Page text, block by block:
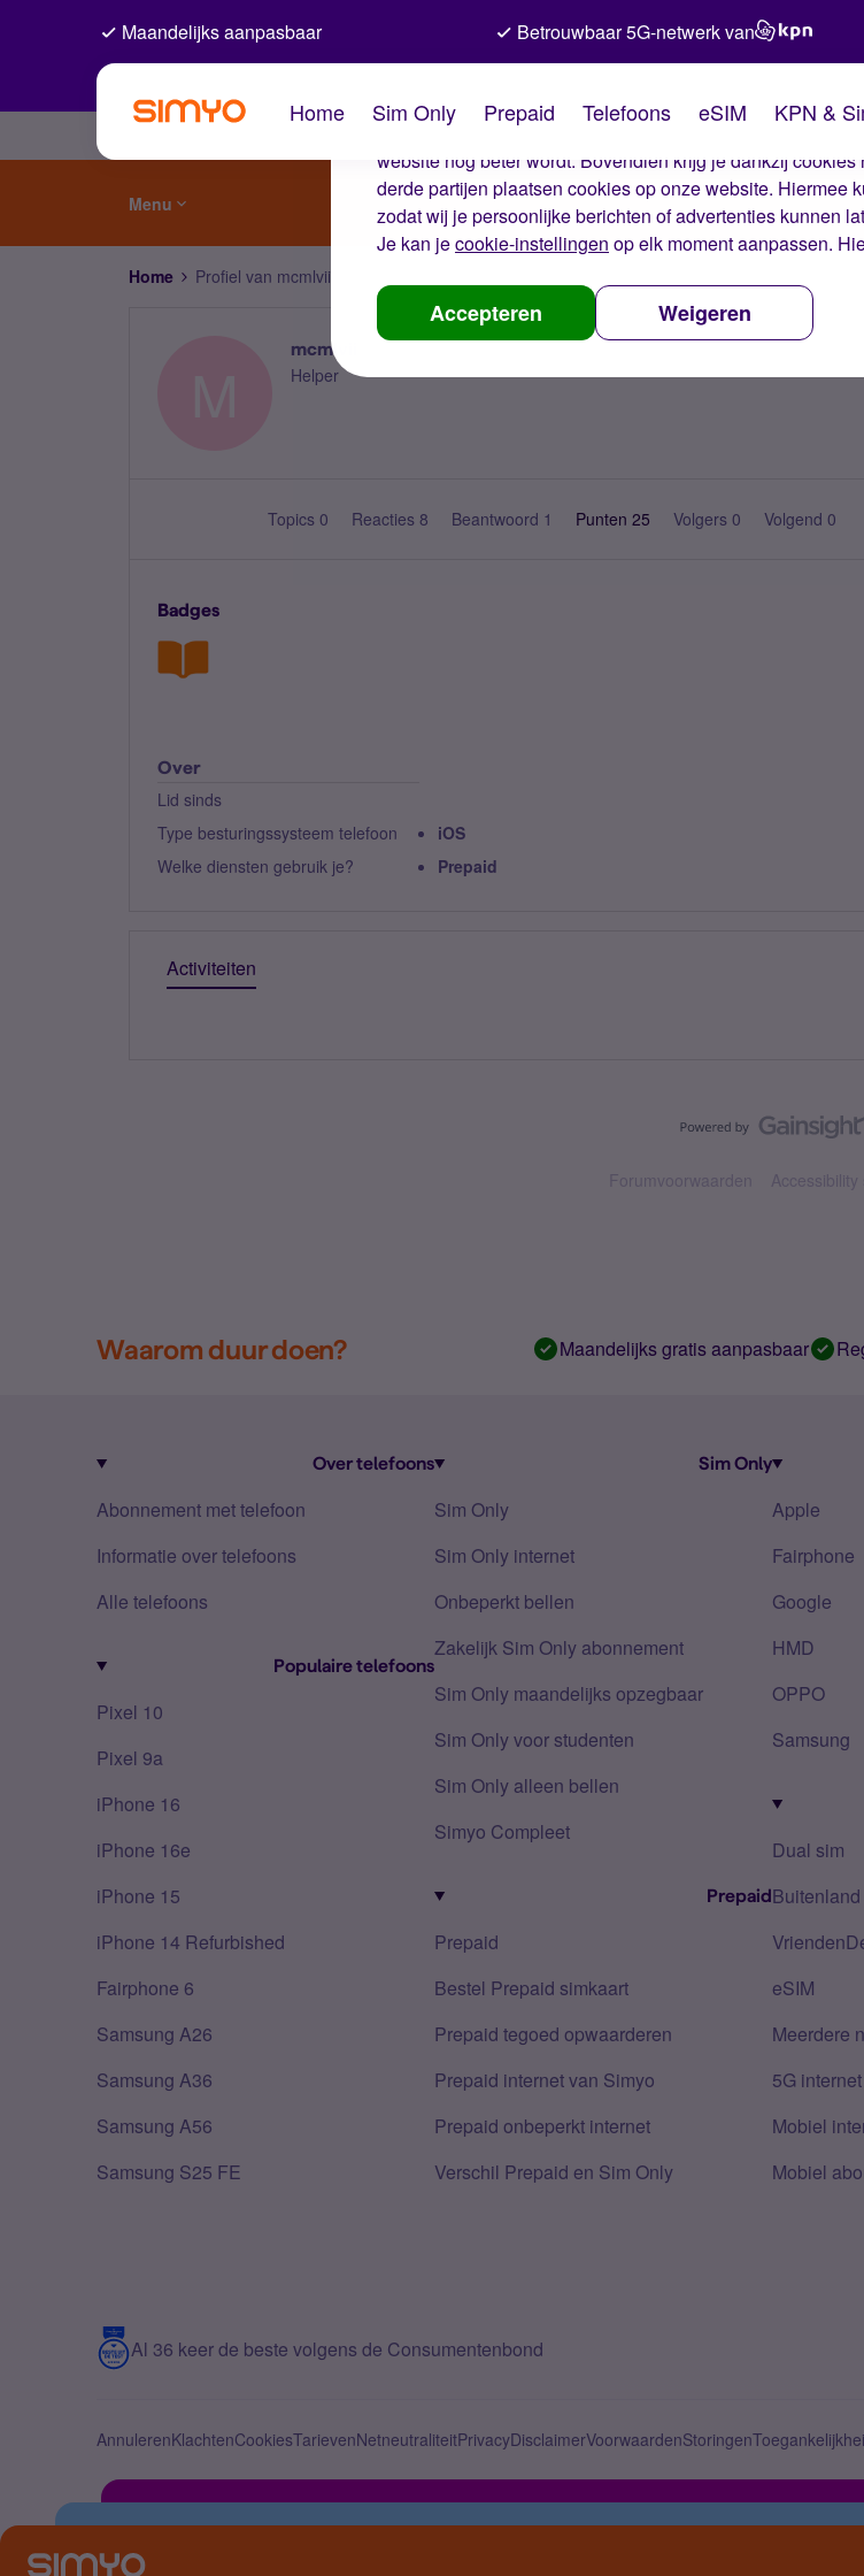
De cookies van Simyo
Wij gebruiken cookies op onze website. Met deze cookies
website nog beter wordt. Bovendien krijg je dankzij
derde partijen plaatsen cookies op onze website. Hiermee
zodat wij je persoonlijke berichten of advertenties kunnen
Je kan jecookie-instellingen op elk moment aanpassen.
Accepteren Weigeren
Maandelijks aanpasbaar Betrouwbaar 5G-netwerk van
Home Sim Only Prepaid Telefoons eSIM KPN &
Menu
Home Profiel van mcmlvii
mcmlvii
Helper
Topics 0 Reacties 8 Beantwoord 1 Punten 25 Volgers 0 Volgend 0
Badges
Over
Lid sinds
Type besturingssysteem telefoon
iOS
Welke diensten gebruik je?
Prepaid
Activiteiten
Forumvoorwaarden
Waarom duur doen? Maandelijks gratis aanpasbaar
Over telefoons
Abonnement met telefoon
Informatie over telefoons
Alle telefoons
Populaire telefoons
Pixel 10
Pixel 9a
iPhone 16
iPhone 16e
iPhone 15
iPhone 14 Refurbished
Fairphone 6
Samsung A26
Samsung A36
Samsung A56
Samsung S25 FE
Sim Only
Sim Only
Sim Only internet
Onbeperkt bellen
Zakelijk Sim Only abonnement
Sim Only maandelijks opzegbaar
Sim Only voor studenten
Sim Only alleen bellen
Simyo Compleet
Prepaid
Prepaid
Bestel Prepaid simkaart
Prepaid tegoed opwaarderen
Prepaid internet van Simyo
Prepaid onbeperkt internet
Verschil Prepaid en Sim Only
Apple
Fairphone
Google
HMD
OPPO
Samsung
Dual sim
Buitenland
eSIM
Meerdere
5G internet
Mobiel
Mobiel
Al 36 keer de beste volgens de Consumentenbond
AnnulerenKlachtenCookiesTarievenNetneutraliteitPrivacyDisclaimerVoorwaardenStoringen